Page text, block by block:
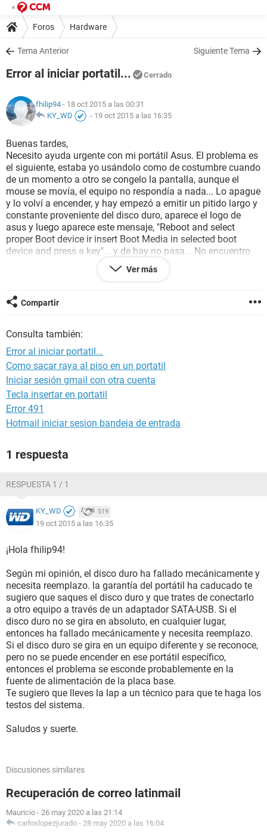
Foros Hardware
Tema Anterior Siguiente Tema
Error al iniciar portatil... Cerrado
fhilip94 - 18 oct 2015 a las 00:31
KY_WD
- 19 oct 2015 a las 16:35
Buenas tardes,
Necesito ayuda urgente con mi portátil Asus. El problema es
el siguiente, estaba yo usándolo como de costumbre cuando
de un momento a otro se congelo la pantalla, aunque el
mouse se movía, el equipo no respondía a nada... Lo apague
y lo volví a encender, y hay empezó a emitir un pitido largo y
constante proveniente del disco duro, aparece el logo de
asus y luego aparece este mensaje, "Reboot and select
proper Boot device ir insert Boot Media in selected boot
device and press a key"... y de hay no pasa... No encuentro
como arreglar el problema, (ya trate cambiando de lugar y
limpiando las memorias ram, desconecte y volví a conectar
quién me pueda ayudar..
Ver más
Compartir
Consulta también:
Error al iniciar portatil...
Como sacar raya al piso en un portatil
Iniciar sesión gmail con otra cuenta
Tecla insertar en portatil
Error 491
Hotmail iniciar sesion bandeja de entrada
1 respuesta
RESPUESTA 1 / 1
KY_WD 519
19 oct 2015 a las 16:35
¡Hola fhilip94!
Según mi opinión, el disco duro ha fallado mecánicamente y
necesita reemplazo. la garantía del portátil ha caducado te
sugiero que saques el disco duro y que trates de conectarlo
a otro equipo a través de un adaptador SATA-USB. Si el
disco duro no se gira en absoluto, en cualquier lugar,
entonces ha fallado mecánicamente y necesita reemplazo.
Si el disco duro se gira en un equipo diferente y se reconoce,
pero no se puede encender en ese portátil específico,
entonces el problema se esconde probablemente en la
fuente de alimentación de la placa base.
Te sugiero que lleves la lap a un técnico para que te haga los
testos del sistema.
Saludos y suerte.
Discusiones similares
Recuperación de correo latinmail
Mauricio - 26 may 2020 a las 21:14
carloslopezjurado - 28 may 2020 a las 16:04